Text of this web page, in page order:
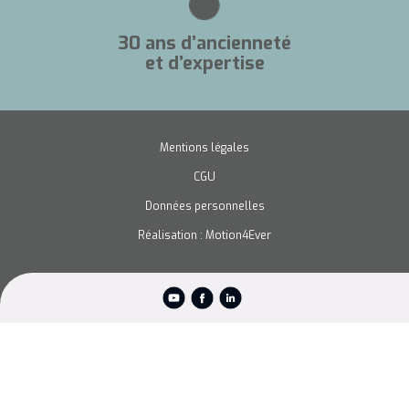
30 ans d’ancienneté
et d’expertise
Mentions légales
CGU
Données personnelles
Réalisation : Motion4Ever